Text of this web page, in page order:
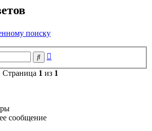
поиску
Поиск
Страница 1 из 1
сообщение